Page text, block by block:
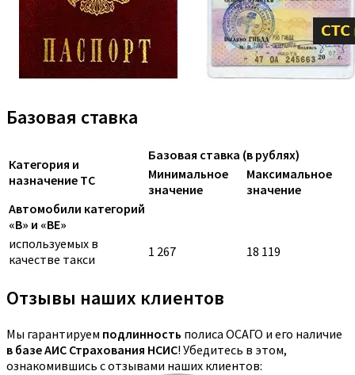
Базовая ставка
Категория и
назначение ТС
Базовая ставка (в рублях)
Минимальное
значение
Максимальное
значение
Автомобили категорий
«B» и «BE»
используемых в
качестве такси
1 267 18 119
Отзывы наших клиентов
Мы гарантируем подлинность полиса ОСАГО и его наличие
в базе АИС Страхования НСИС! Убедитесь в этом,
ознакомившись с отзывами наших клиентов: